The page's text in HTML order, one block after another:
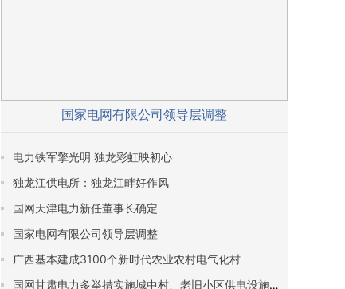
国家电网有限公司领导层调整
电力铁军擎光明 独龙彩虹映初心
独龙江供电所：独龙江畔好作风
国网天津电力新任董事长确定
国家电网有限公司领导层调整
广西基本建成3100个新时代农业农村电气化村
国网甘肃电力多举措实施城中村、老旧小区供电设施改造